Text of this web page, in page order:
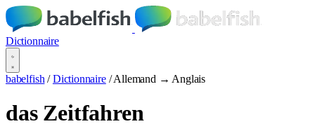
Dictionnaire
babelfish / Dictionnaire / Allemand → Anglais
das Zeitfahren